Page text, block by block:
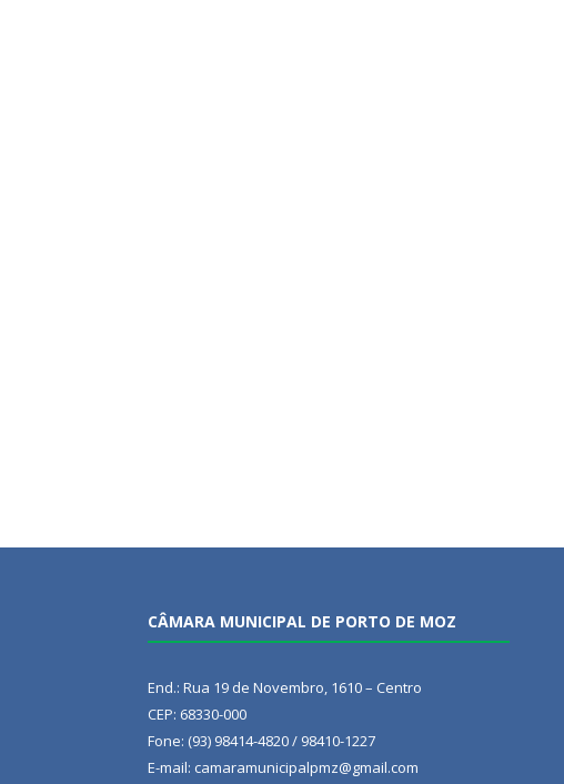
CÂMARA MUNICIPAL DE PORTO DE MOZ
End.: Rua 19 de Novembro, 1610 – Centro
CEP: 68330-000
Fone: (93) 98414-4820 / 98410-1227
E-mail: camaramunicipalpmz@gmail.com